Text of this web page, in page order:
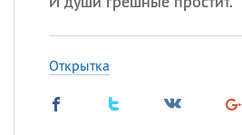
Открытка